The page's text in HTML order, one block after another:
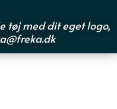
tøj med dit eget logo,